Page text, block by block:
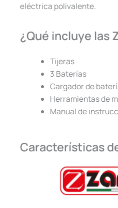
eléctrica polivalente.
¿Qué incluye las
Tijeras
3 Baterías
Cargador de
Herramientas de
Manual de
Características